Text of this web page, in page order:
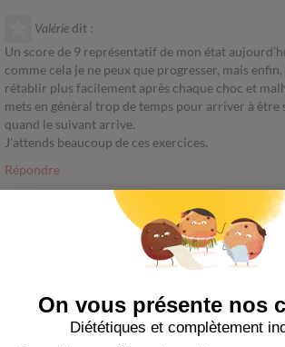
Valérie dit :
Un score de 9 représentatif de mon état
comme cela je ne peux que progresser, mais
rétablir plus facilement après chaque choc et
mets en génèral trop de temps pour arriver à
quand le suivant arrive.
J’attends beaucoup de ces exercices.
Répondre
Sophie ;-) Du Temps pour soidit :
une note de 15 la moyenne ! pas mal vu que
semaines 😉 bon week end et merci